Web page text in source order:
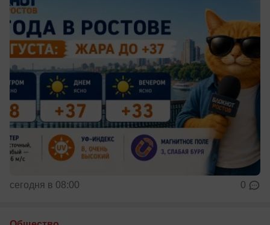
сегодня в 08:00 0